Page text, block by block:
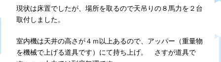
現状は床置でしたが、場所を取るので天吊りの８馬力を２台
取付しました。
室内機は天井の高さが４ｍ以上あるので、アッパー（重量物
を機械で上げる道具です）にて持ち上げ。 さすが道具で